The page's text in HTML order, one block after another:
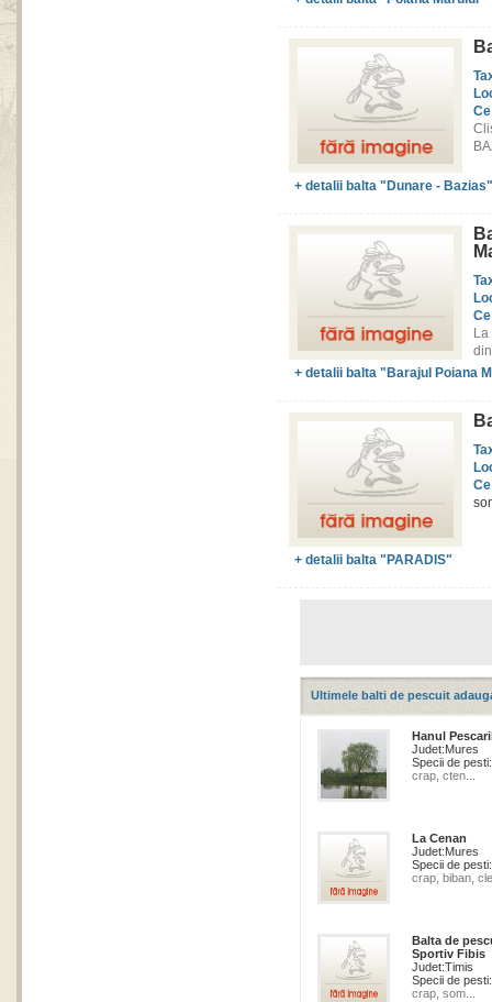
+ detalii balta "Dunare - Bazias"
+ detalii balta "Barajul Poiana
+ detalii balta "PARADIS"
Ultimele balti de pescuit
Hanul
Judet:Mures
Specii de pesti:
crap, cten...
La Cenan
Judet:Mures
Specii de pesti:
crap, biban,
Balta de
Sportiv Fibis
Judet:Timis
Specii de pesti:
crap, som...